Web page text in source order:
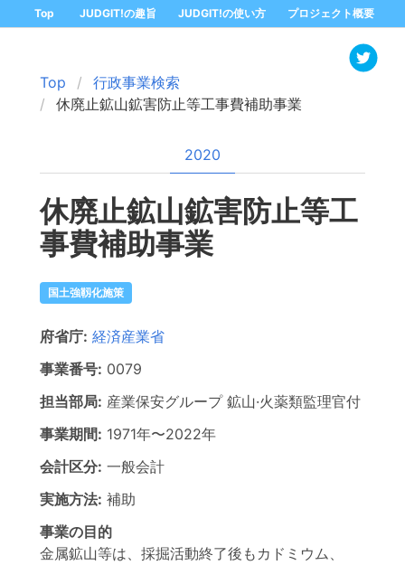
Top JUDGIT!の趣旨 JUDGIT!の使い方 プロジェクト概要
Top
行政事業検索
休廃止鉱山鉱害防止等工事費補助事業
2020
休廃止鉱山鉱害防止等工
事費補助事業
国土強靱化施策
府省庁: 経済産業省
事業番号: 0079
担当部局: 産業保安グループ 鉱山·火薬類監理官付
事業期間: 1971年〜2022年
会計区分: 一般会計
実施方法: 補助
事業の目的
金属鉱山等は、採掘活動終了後もカドミウム、